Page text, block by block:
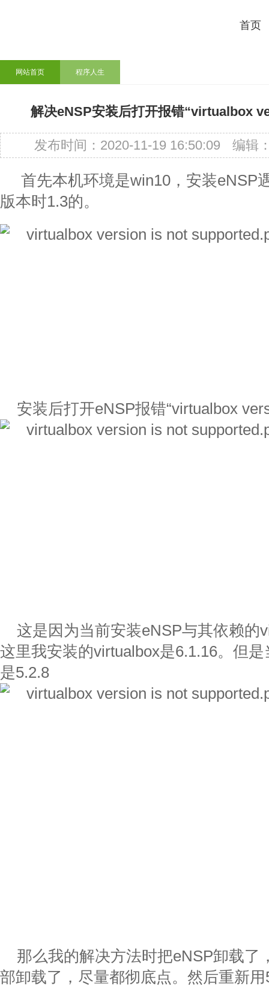
首页
网站首页 程序人生
解决eNSP安装后打开报错“virtualbox
发布时间：2020-11-19 16:50:09 编辑
首先本机环境是win10，安装eNSP
版本时1.3的。
安装后打开eNSP报错“virtualbox
这是因为当前安装eNSP与其依赖的
这里我安装的virtualbox是6.1.16。但
是5.2.8
那么我的解决方法时把eNSP卸载了
部卸载了，尽量都彻底点。然后重新